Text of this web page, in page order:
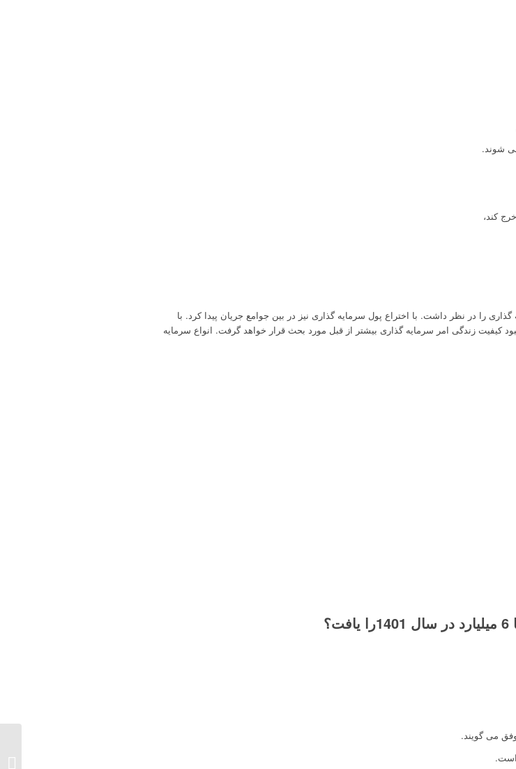
شوند.
کند،
را در نظر داشت. با اختراع پول سرمایه گذاری نیز در بین جوامع جریان پیدا کرد. با
کیفیت زندگی امر سرمایه گذاری بیشتر از قبل مورد بحث قرار خواهد گرفت. انواع سرمایه
می گویند.
است.